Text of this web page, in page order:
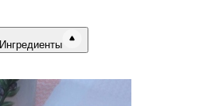
Ингредиенты